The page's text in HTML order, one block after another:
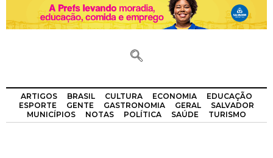
ARTIGOS BRASIL CULTURA ECONOMIA
EDUCAÇÃO
ESPORTE
GENTE GASTRONOMIA GERAL
SALVADOR
MUNICÍPIOS
NOTAS POLÍTICA SAÚDE TURISMO